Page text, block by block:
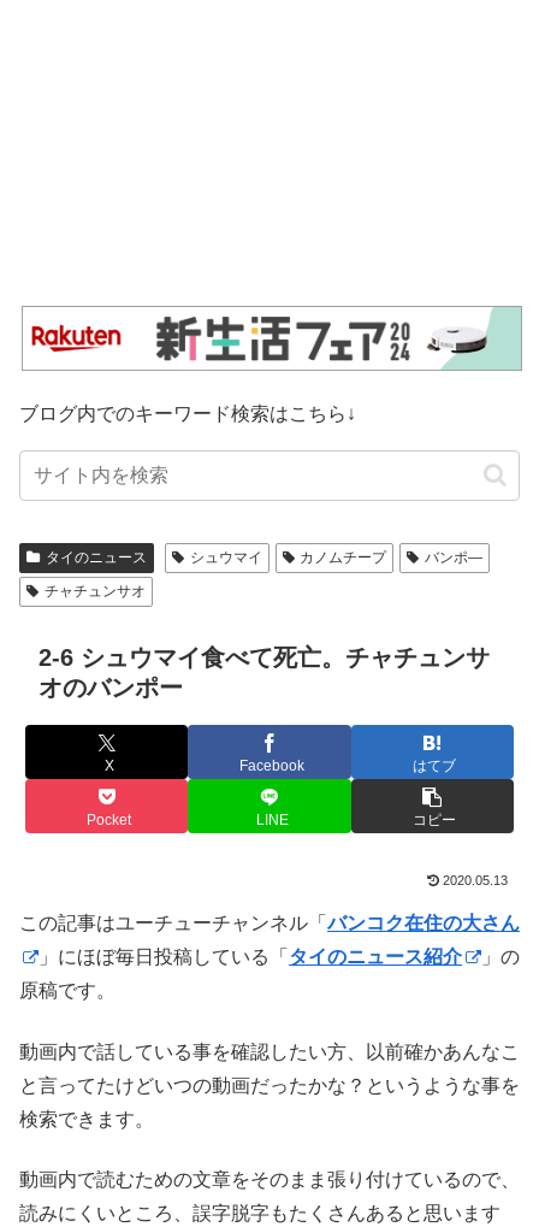
ブログ内でのキーワード検索はこちら↓
タイのニュース シュウマイ カノムチープ
バンポ―
チャチュンサオ
2-6 シュウマイ食べて死亡。チャチュンサ
オのバンポー
X Facebook はてブ
Pocket LINE コピー
2020.05.13
この記事はユーチューチャンネル「バンコク在住の大さん
」にほぼ毎日投稿している「 タイのニュース紹介
」の
原稿です。
動画内で話している事を確認したい方、以前確かあんなこ
と言ってたけどいつの動画だったかな？というような事を
検索できます。
動画内で読むための文章をそのまま張り付けているので、
読みにくいところ、誤字脱字もたくさんあると思います